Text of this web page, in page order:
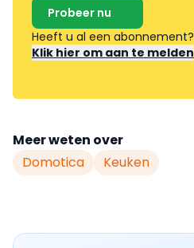
Probeer nu
Heeft u al een abonnement?
Klik hier om aan te melden
Meer weten over
Domotica
Keuken